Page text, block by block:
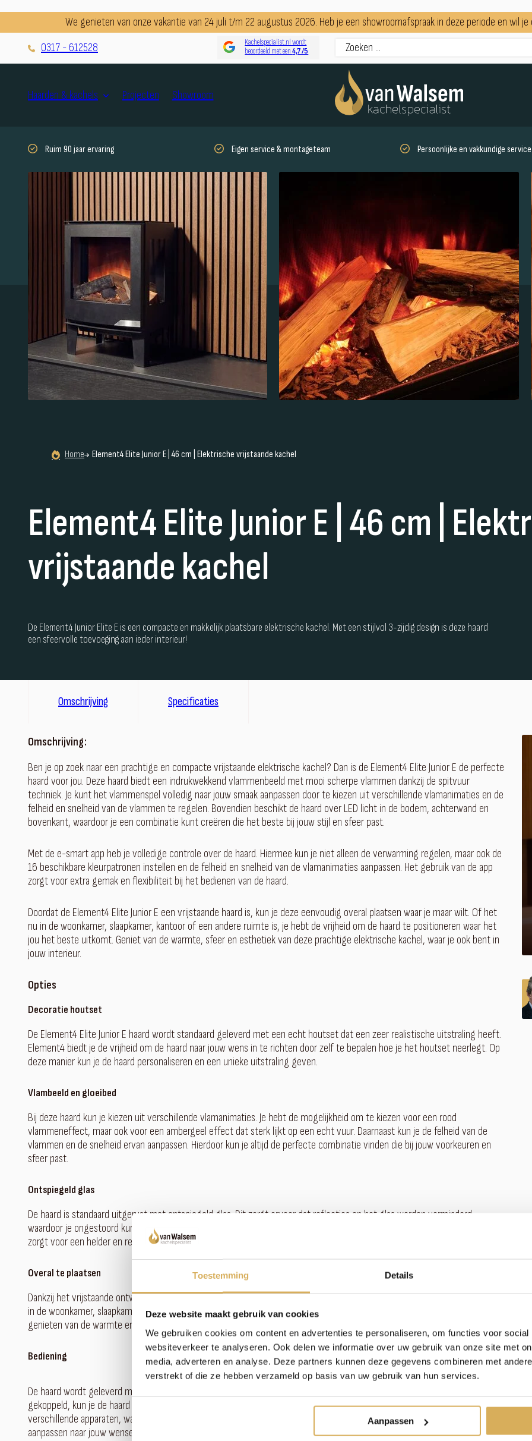
Toestemming Details
Deze website maakt gebruik van cookies
We gebruiken cookies om content en advertenties te personaliseren, om functies voor
websiteverkeer te analyseren. Ook delen we informatie over uw gebruik van onze site met
media, adverteren en analyse. Deze partners kunnen deze gegevens combineren met
verstrekt of die ze hebben verzameld op basis van uw gebruik van hun services.
Aanpassen
We genieten van onze vakantie van 24 juli t/m 22 augustus 2026. Heb je een showroomafspraak in deze periode en wil
0317 - 612528
Kachelspecialist.nl wordt
beoordeeld met een4,7 /5
Haarden & kachels Projecten Showroom
Ruim 90 jaar ervaring Eigen service & montageteam Persoonlijke en vakkundige service
Home Element4 Elite Junior E | 46 cm | Elektrische vrijstaande kachel
Element4 Elite Junior E | 46 cm |
vrijstaande kachel
De Element4 Junior Elite E is een compacte en makkelijk plaatsbare elektrische kachel. Met een stijlvol 3-zijdig design is deze haard
een sfeervolle toevoeging aan ieder interieur!
Omschrijving Specificaties
Omschrijving:
Ben je op zoek naar een prachtige en compacte vrijstaande elektrische kachel? Dan is de Element4 Elite Junior E de perfecte
haard voor jou. Deze haard biedt een indrukwekkend vlammenbeeld met mooi scherpe vlammen dankzij de spitvuur
techniek. Je kunt het vlammenspel volledig naar jouw smaak aanpassen door te kiezen uit verschillende vlamanimaties en de
felheid en snelheid van de vlammen te regelen. Bovendien beschikt de haard over LED licht in de bodem, achterwand en
bovenkant, waardoor je een combinatie kunt creëren die het beste bij jouw stijl en sfeer past.
Met de e-smart app heb je volledige controle over de haard. Hiermee kun je niet alleen de verwarming regelen, maar ook de
16 beschikbare kleurpatronen instellen en de felheid en snelheid van de vlamanimaties aanpassen. Het gebruik van de app
zorgt voor extra gemak en flexibiliteit bij het bedienen van de haard.
Doordat de Element4 Elite Junior E een vrijstaande haard is, kun je deze eenvoudig overal plaatsen waar je maar wilt. Of het
nu in de woonkamer, slaapkamer, kantoor of een andere ruimte is, je hebt de vrijheid om de haard te positioneren waar het
jou het beste uitkomt. Geniet van de warmte, sfeer en esthetiek van deze prachtige elektrische kachel, waar je ook bent in
jouw interieur.
Opties
Decoratie houtset
De Element4 Elite Junior E haard wordt standaard geleverd met een echt houtset dat een zeer realistische uitstraling heeft.
Element4 biedt je de vrijheid om de haard naar jouw wens in te richten door zelf te bepalen hoe je het houtset neerlegt. Op
deze manier kun je de haard personaliseren en een unieke uitstraling geven.
Vlambeeld en gloeibed
Bij deze haard kun je kiezen uit verschillende vlamanimaties. Je hebt de mogelijkheid om te kiezen voor een rood
vlammeneffect, maar ook voor een ambergeel effect dat sterk lijkt op een echt vuur. Daarnaast kun je de felheid van de
vlammen en de snelheid ervan aanpassen. Hierdoor kun je altijd de perfecte combinatie vinden die bij jouw voorkeuren en
sfeer past.
Ontspiegeld glas
De haard is standaard uitgerust met ontspiegeld glas. Dit zorgt ervoor dat reflecties op het glas worden verminderd,
waardoor je ongestoord kunt genieten van het vlammenspel. Het ontspiegelde glas verbetert het zicht op de vlammen en
zorgt voor een helder en realistisch vuurbeeld.
Overal te plaatsen
Dankzij het vrijstaande ontwerp van de Element4 Elite Junior E haard kun je deze op elke gewenste plek plaatsen. Of het nu
in de woonkamer, slaapkamer, kantoor of een andere ruimte is, je hebt de flexibiliteit om de haard te verplaatsen en te
genieten van de warmte en sfeer waar je maar wilt.
Bediening
De haard wordt geleverd met een handige afstandsbediening en een smart app. Met de smart app, die via wifi kan worden
gekoppeld, kun je de haard eenvoudig vanaf de bank bedienen. Je hebt ook de mogelijkheid om de haard te bedienen via
verschillende apparaten, waardoor je altijd de controle hebt over de haardinstellingen en de sfeer in de ruimte kunt
aanpassen naar jouw wensen.